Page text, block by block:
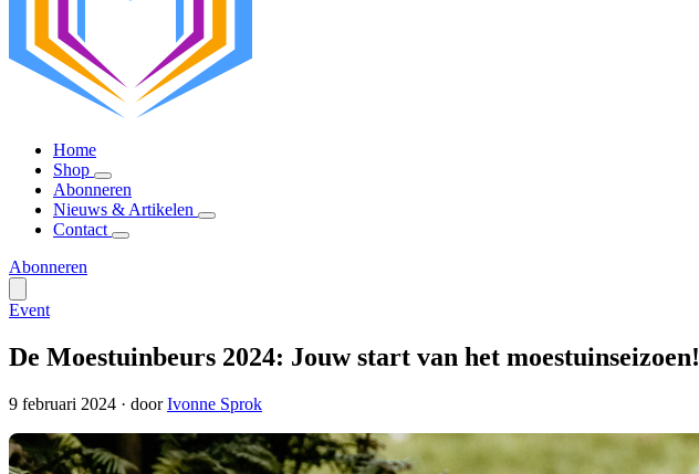
Home
Shop
Abonneren
Nieuws & Artikelen
Contact
Abonneren
Event
De Moestuinbeurs 2024: Jouw start van het moestuinseizoen!
9 februari 2024 · doorIvonne Sprok